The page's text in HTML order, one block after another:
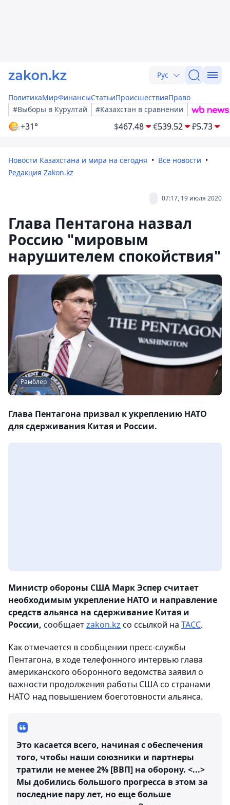
Рус
ПолитикаМирФинансыСтатьиПроисшествияПраво
#Выборы в Курултай
#Казахстан в сравнении
+31° $467.48 €539.52 ₽5.73
Новости Казахстана и мира на сегодня
Все новости
Редакция Zakon.kz
07:17, 19 июля 2020
Глава Пентагона назвал
Россию "мировым
нарушителем спокойствия"
Рамблер
Глава Пентагона призвал к укреплению НАТО
для сдерживания Китая и России.
Министр обороны США Марк Эспер считает
необходимым укрепление НАТО и направление
средств альянса на сдерживание Китая и
России, сообщаетzakon.kz со ссылкой на ТАСС.
Как отмечается в сообщении пресс-службы
Пентагона, в ходе телефонного интервью глава
американского оборонного ведомства заявил о
важности продолжения работы США со странами
НАТО над повышением боеготовности альянса.
Это касается всего, начиная с обеспечения
того, чтобы наши союзники и партнеры
тратили не менее 2% [ВВП] на оборону. <...>
Мы добились большого прогресса в этом за
последние пару лет, но еще больше